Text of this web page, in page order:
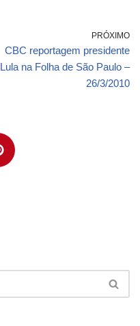
PRÓXIMO
CBC reportagem presidente
Lula na Folha de São Paulo –
26/3/2010